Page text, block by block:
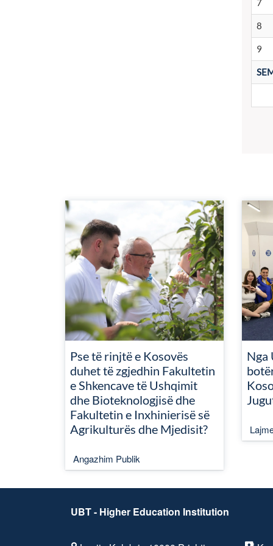
7
8
9
Pse të rinjtë e Kosovës
duhet të zgjedhin Fakultetin
e Shkencave të Ushqimit
dhe Bioteknologjisë dhe
Fakultetin e Inxhinierisë së
Agrikulturës dhe Mjedisit?
Angazhim Publik
Nga
UBT - Higher Education Institution